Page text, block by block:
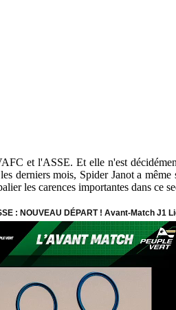
et l'ASSE. Et elle n'est
derniers mois, Spider Janot a
les carences importantes dans ce